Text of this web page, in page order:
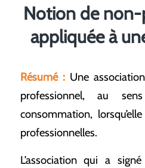
Notion de
appliquée à
Résumé :Une
professionnel, au
consommation,
professionnelles.
L’association qui a